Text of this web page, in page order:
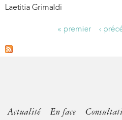
Laetitia Grimaldi
P
s
« premier ‹
Actualité En face